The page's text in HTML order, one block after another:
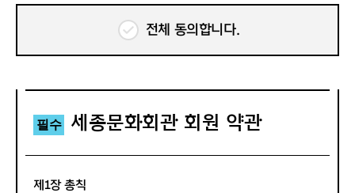
전체 동의합니다.
필수 세종문화회관 회원 약관
제1장 총칙